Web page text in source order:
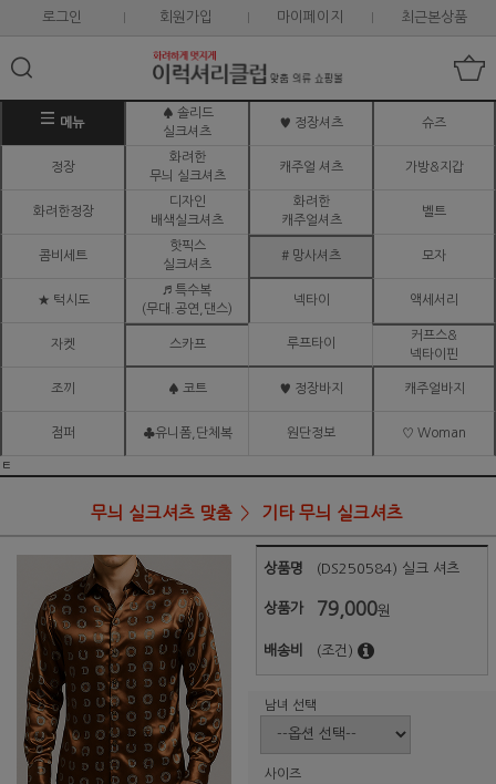
로그인 회원가입 마이페이지 최근본상품
메뉴
♠ 솔리드
실크셔츠
♥ 정장셔츠 슈즈
정장
화려한
무늬 실크셔츠
캐주얼 셔츠 가방&지갑
화려한정장
디자인
배색실크셔츠
화려한
캐주얼셔츠
벨트
콤비세트
핫픽스
실크셔츠
# 망사셔츠 모자
★ 턱시도
♬ 특수복
(무대.공연,댄스)
넥타이 액세서리
자켓 스카프 루프타이
커프스&
넥타이핀
조끼 ♠ 코트 ♥ 정장바지 캐주얼바지
점퍼 ♣유니폼,단체복 원단정보 ♡ Woman
ㅌ
무늬 실크셔츠 맞춤 기타 무늬 실크셔츠
상품명 (DS250584) 실크 셔츠
상품가 79,000원
배송비 (조건)
남녀 선택
사이즈